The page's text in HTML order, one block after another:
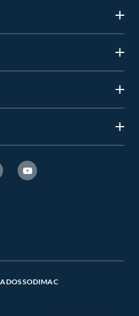
SODIMAC